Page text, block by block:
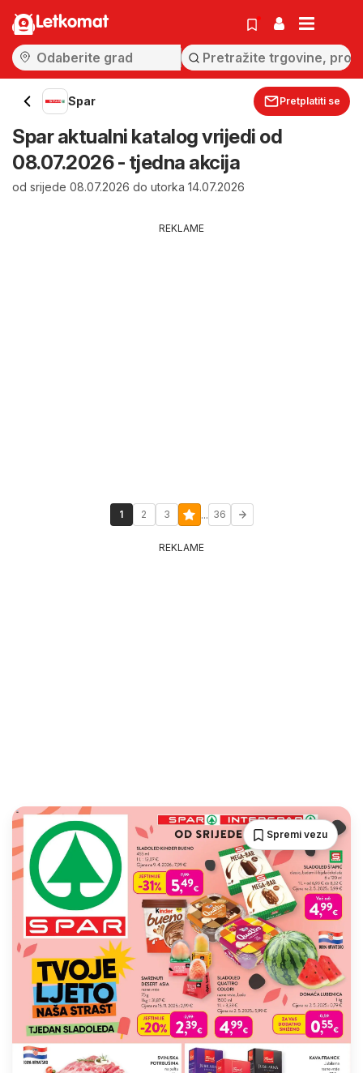
Letkomat
Spar Pretplatiti se
Spar aktualni katalog vrijedi od
08.07.2026 - tjedna akcija
od srijede 08.07.2026 do utorka 14.07.2026
REKLAME
1 2 3 ... 36
REKLAME
Spremi vezu